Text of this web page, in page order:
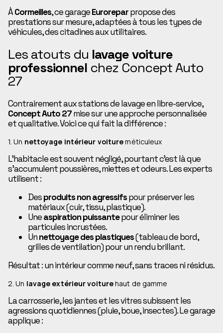
ÀCormeilles, ce garageEuroreparpropose des
prestations sur mesure, adaptées à tous les types de
véhicules, des citadines aux utilitaires.
Les atouts du lavage voiture
professionnel chez Concept Auto
27
Contrairement aux stations de lavage en libre-service,
Concept Auto 27mise sur une approche personnalisée
et qualitative. Voici ce qui fait la différence :
1. Un nettoyage intérieur voitureméticuleux
L’habitacle est souvent négligé, pourtant c’est là que
s’accumulent poussières, miettes et odeurs. Les experts
utilisent :
Desproduits non agressifspour préserver les
matériaux (cuir, tissu, plastique).
Uneaspiration puissantepour éliminer les
particules incrustées.
Unnettoyage des plastiques(tableau de bord,
grilles de ventilation) pour un rendu brillant.
Résultat : un intérieur comme neuf, sans traces ni résidus.
2. Un lavage extérieur voiturehaut de gamme
La carrosserie, les jantes et les vitres subissent les
agressions quotidiennes (pluie, boue, insectes). Le garage
applique :